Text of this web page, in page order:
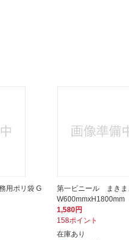
用ポリ袋 G
第一ビニール まきま
W600mmxH1800mm
1,580円
158ポイント
在庫あり